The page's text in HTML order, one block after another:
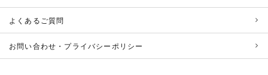
よくあるご質問
お問い合わせ・プライバシーポリシー